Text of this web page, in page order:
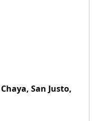
San Justo,